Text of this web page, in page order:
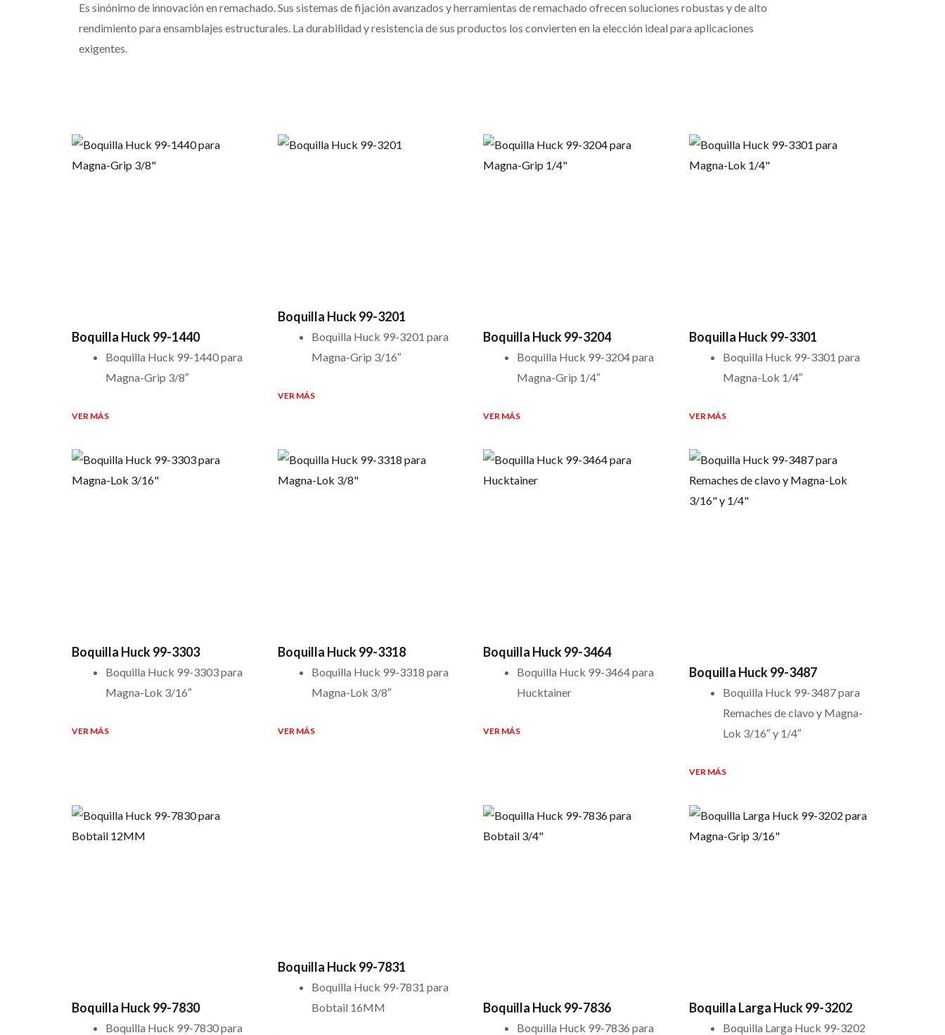
Es sinónimo de innovación en remachado. Sus sistemas de fijación avanzados y herramientas de remachado ofrecen soluciones robustas y de alto
rendimiento para ensamblajes estructurales. La durabilidad y resistencia de sus productos los convierten en la elección ideal para aplicaciones
exigentes.
Boquilla Huck 99-1440
Boquilla Huck 99-1440 para
Magna-Grip 3/8″
VER MÁS
Boquilla Huck 99-3201
Boquilla Huck 99-3201 para
Magna-Grip 3/16″
VER MÁS
Boquilla Huck 99-3204
Boquilla Huck 99-3204 para
Magna-Grip 1/4″
VER MÁS
Boquilla Huck 99-3301
Boquilla Huck 99-3301 para
Magna-Lok 1/4″
VER MÁS
Boquilla Huck 99-3303
Boquilla Huck 99-3303 para
Magna-Lok 3/16″
VER MÁS
Boquilla Huck 99-3318
Boquilla Huck 99-3318 para
Magna-Lok 3/8″
VER MÁS
Boquilla Huck 99-3464
Boquilla Huck 99-3464 para
Hucktainer
VER MÁS
Boquilla Huck 99-3487
Boquilla Huck 99-3487 para
Remaches de clavo y Magna-
Lok 3/16″ y 1/4″
VER MÁS
Boquilla Huck 99-7830
Boquilla Huck 99-7830 para
Boquilla Huck 99-7831
Boquilla Huck 99-7831 para
Bobtail 16MM
Boquilla Huck 99-7836
Boquilla Huck 99-7836 para
Boquilla Larga Huck 99-3202
Boquilla Larga Huck 99-3202